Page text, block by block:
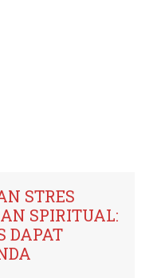
STRES
SPIRITUAL:
DAPAT